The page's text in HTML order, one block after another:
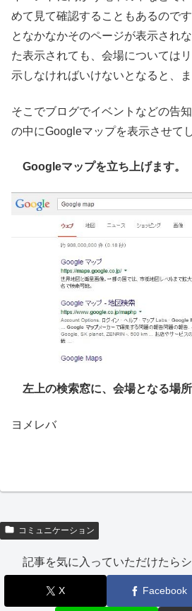
めて見て確認することもあるので
となかなかそのページが表示され
た表示されても、会場については
示しなければいけないとなると、
そこでブログでイベントなどの告
の中にGoogleマップを表示させて
Googleマップを立ち上げます。
左上の検索窓に、会場となる場所
ヨメレバ
コミュニケーション
記事を気に入っていただけたら
X Facebook